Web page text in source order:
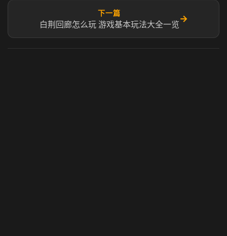
下一篇
白荆回廊怎么玩 游戏基本玩法大全一览
→